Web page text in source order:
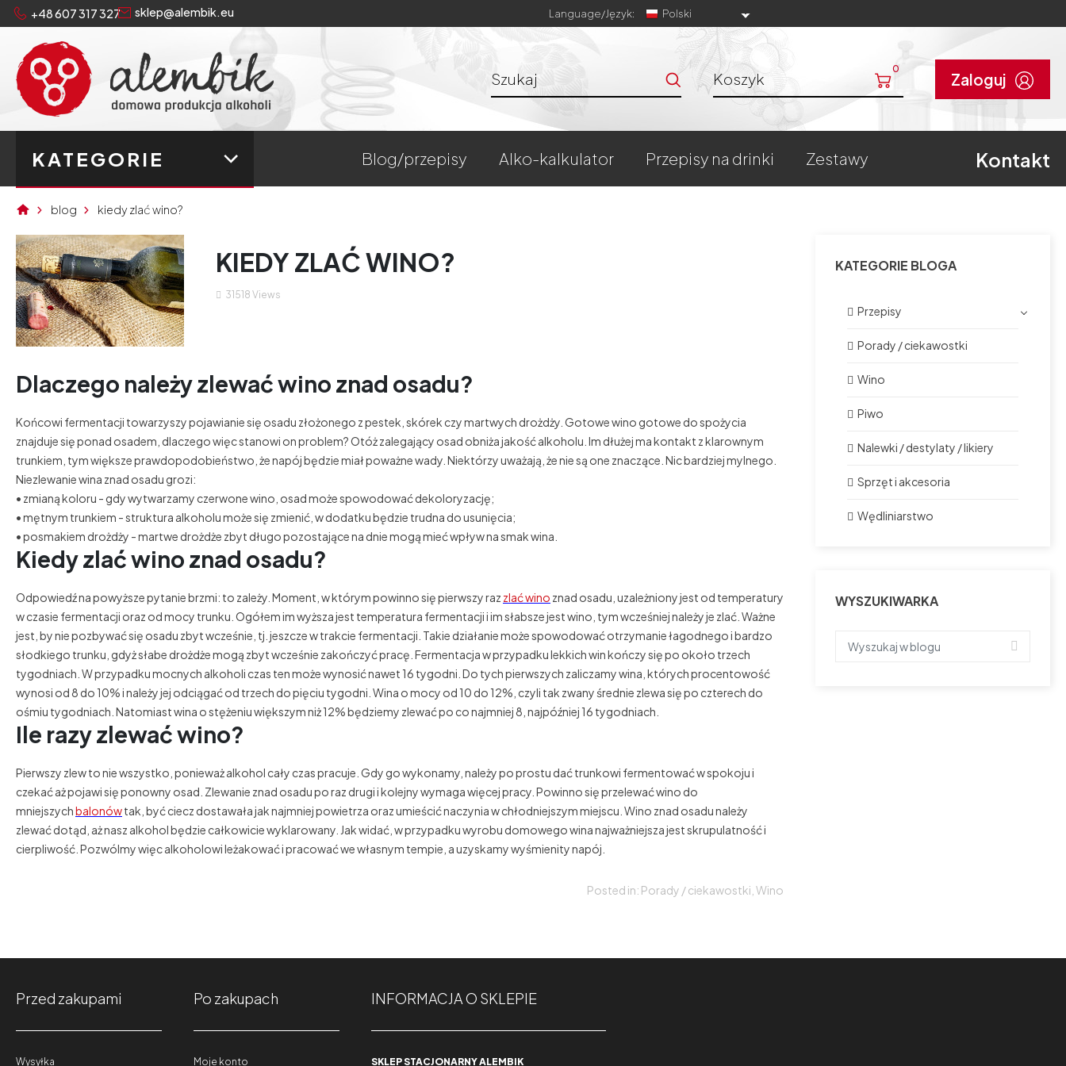
+48 607 317 327 sklep@alembik.eu Language/Język: Polski
Koszyk 0
Zaloguj
KATEGORIE blog/przepisy alko-kalkulator przepisy na drinki zestawy Kontakt
blog kiedy zlać wino?
KIEDY ZLAĆ WINO?
31518 Views
Dlaczego należy zlewać wino znad osadu?
Końcowi fermentacji towarzyszy pojawianie się osadu złożonego z pestek, skórek czy martwych drożdży. Gotowe wino gotowe do spożycia
znajduje się ponad osadem, dlaczego więc stanowi on problem? Otóż zalegający osad obniża jakość alkoholu. Im dłużej ma kontakt z klarownym
trunkiem, tym większe prawdopodobieństwo, że napój będzie miał poważne wady. Niektórzy uważają, że nie są one znaczące. Nic bardziej mylnego.
Niezlewanie wina znad osadu grozi:
• zmianą koloru - gdy wytwarzamy czerwone wino, osad może spowodować dekoloryzację;
• mętnym trunkiem - struktura alkoholu może się zmienić, w dodatku będzie trudna do usunięcia;
• posmakiem drożdży - martwe drożdże zbyt długo pozostające na dnie mogą mieć wpływ na smak wina.
Kiedy zlać wino znad osadu?
Odpowiedź na powyższe pytanie brzmi: to zależy. Moment, w którym powinno się pierwszy raz zlać wino znad osadu, uzależniony jest od temperatury
w czasie fermentacji oraz od mocy trunku. Ogółem im wyższa jest temperatura fermentacji i im słabsze jest wino, tym wcześniej należy je zlać. Ważne
jest, by nie pozbywać się osadu zbyt wcześnie, tj. jeszcze w trakcie fermentacji. Takie działanie może spowodować otrzymanie łagodnego i bardzo
słodkiego trunku, gdyż słabe drożdże mogą zbyt wcześnie zakończyć pracę. Fermentacja w przypadku lekkich win kończy się po około trzech
tygodniach. W przypadku mocnych alkoholi czas ten może wynosić nawet 16 tygodni. Do tych pierwszych zaliczamy wina, których procentowość
wynosi od 8 do 10% i należy jej odciągać od trzech do pięciu tygodni. Wina o mocy od 10 do 12%, czyli tak zwany średnie zlewa się po czterech do
ośmiu tygodniach. Natomiast wina o stężeniu większym niż 12% będziemy zlewać po co najmniej 8, najpóźniej 16 tygodniach.
Ile razy zlewać wino?
Pierwszy zlew to nie wszystko, ponieważ alkohol cały czas pracuje. Gdy go wykonamy, należy po prostu dać trunkowi fermentować w spokoju i
czekać aż pojawi się ponowny osad. Zlewanie znad osadu po raz drugi i kolejny wymaga więcej pracy. Powinno się przelewać wino do
mniejszychbalonówtak, być ciecz dostawała jak najmniej powietrza oraz umieścić naczynia w chłodniejszym miejscu. Wino znad osadu należy
zlewać dotąd, aż nasz alkohol będzie całkowicie wyklarowany. Jak widać, w przypadku wyrobu domowego wina najważniejsza jest skrupulatność i
cierpliwość. Pozwólmy więc alkoholowi leżakować i pracować we własnym tempie, a uzyskamy wyśmienity napój.
Posted in: Porady / ciekawostki Wino
KATEGORIE BLOGA
Przepisy
Porady / ciekawostki
Wino
Piwo
Nalewki / destylaty / likiery
Sprzęt i akcesoria
Wędliniarstwo
WYSZUKIWARKA
Przed zakupami
Wysyłka
Po zakupach
Moje konto
INFORMACJA O SKLEPIE
SKLEP STACJONARNY ALEMBIK